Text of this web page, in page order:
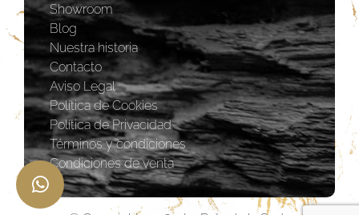
Showroom
Blog
Nuestra historia
Contacto
Aviso Legal
Política de Cookies
Política de Privacidad
Términos y condiciones
Condiciones de venta